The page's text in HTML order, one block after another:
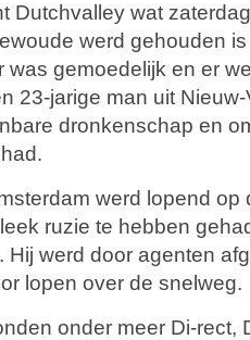
Dutchvalley wat
werd gehouden
was gemoedelijk en er
23-jarige man uit
dronkenschap en
werd lopend
ruzie te hebben
Hij werd door agenten
lopen over de snelweg.
onder meer Di-rect,